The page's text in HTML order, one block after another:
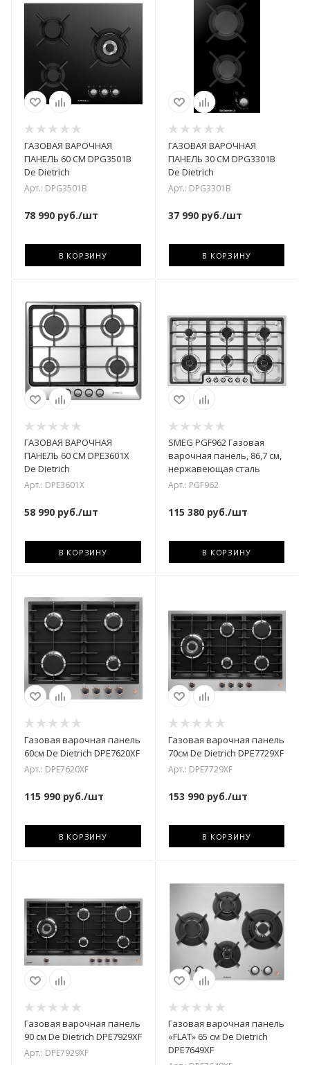
ГАЗОВАЯ ВАРОЧНАЯ
ПАНЕЛЬ 60 CM DPG3501B
De Dietrich
Арт.: DPG3501B
78 990 руб./шт
В КОРЗИНУ
ГАЗОВАЯ ВАРОЧНАЯ
ПАНЕЛЬ 30 CM DPG3301B
De Dietrich
Арт.: DPG3301B
37 990руб./шт
В КОРЗИНУ
ГАЗОВАЯ ВАРОЧНАЯ
ПАНЕЛЬ 60 CM DPE3601X
De Dietrich
Арт.: DPE3601X
58 990 руб./шт
В КОРЗИНУ
SMEG PGF962 Газовая
варочная панель, 86,7 см,
нержавеющая сталь
Арт.: PGF962
115 380руб./шт
В КОРЗИНУ
Газовая варочная панель
60см De Dietrich DPE7620XF
Арт.: DPE7620XF
115 990 руб./шт
В КОРЗИНУ
Газовая варочная панель
70см De Dietrich DPE7729XF
Арт.: DPE7729XF
153 990руб./шт
В КОРЗИНУ
Газовая варочная панель
90 см De Dietrich DPE7929XF
Арт.: DPE7929XF
Газовая варочная панель
«FLAT» 65 см De Dietrich
DPE7649XF